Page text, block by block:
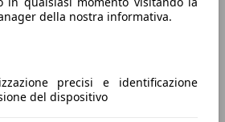
della nostra informativa.
precisi e identificazione
del dispositivo
HYBRID PURE 224cv